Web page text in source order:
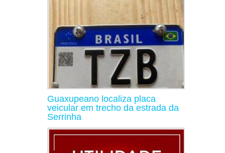
Guaxupeano localiza placa
veicular em trecho da estrada da
Serrinha